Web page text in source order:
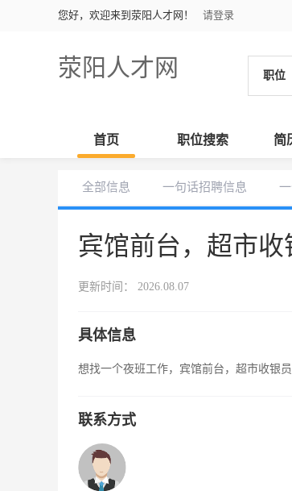
您好，欢迎来到荥阳人才网！ 请登录
荥阳人才网 职位
首页 职位搜索 简
全部信息 一句话招聘信息
宾馆前台，超市
更新时间： 2026.08.07
具体信息
想找一个夜班工作，宾馆前台，超市收银
联系方式